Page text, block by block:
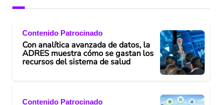
Contenido Patrocinado
Con analítica avanzada de datos, la
ADRES muestra cómo se gastan los
recursos del sistema de salud
Contenido Patrocinado